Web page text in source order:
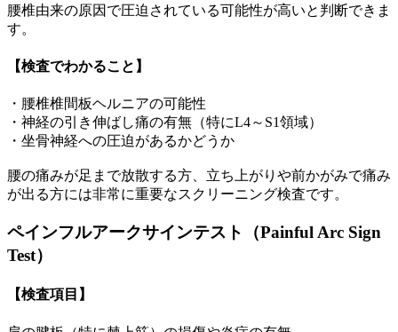
腰椎由来の原因で圧迫されている可能性が高いと判断できま
す。
【検査でわかること】
・腰椎椎間板ヘルニアの可能性
・神経の引き伸ばし痛の有無（特にL4～S1領域）
・坐骨神経への圧迫があるかどうか
腰の痛みが足まで放散する方、立ち上がりや前かがみで痛み
が出る方には非常に重要なスクリーニング検査です。
ペインフルアークサインテスト（Painful Arc Sign
Test）
【検査項目】